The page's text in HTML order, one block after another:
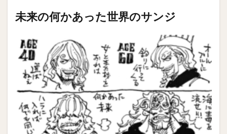
未来の何かあった世界のサンジ